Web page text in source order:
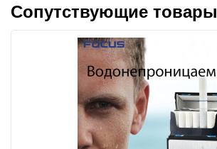
Сопутствующие товары